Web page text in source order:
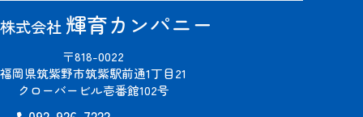
株式会社 輝育カンパニー
〒818-0022
福岡県筑紫野市筑紫駅前通1丁目21
クローバービル壱番館102号